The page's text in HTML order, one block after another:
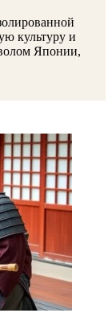
культуру и
Японии,